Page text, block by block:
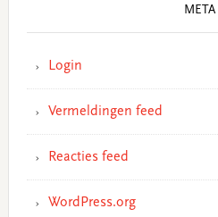
META
Login
Vermeldingen feed
Reacties feed
WordPress.org